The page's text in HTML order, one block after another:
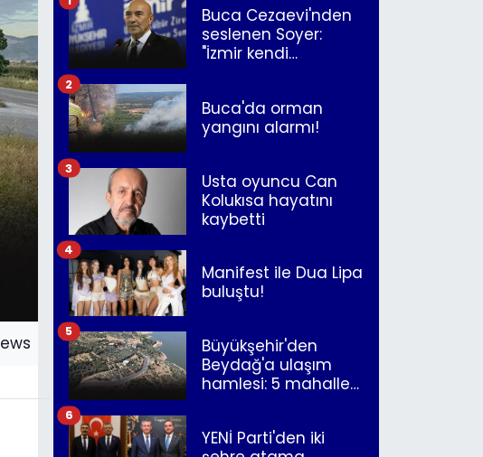
Buca Cezaevi'nden
seslenen Soyer:
"İzmir kendi
Buca'da orman
yangını alarmı!
2
Usta oyuncu Can
Kolukısa hayatını
kaybetti
3
Manifest ile Dua Lipa
buluştu!
4
Büyükşehir'den
Beydağ'a ulaşım
hamlesi: 5 mahalle
5
YENİ Parti'den iki
6